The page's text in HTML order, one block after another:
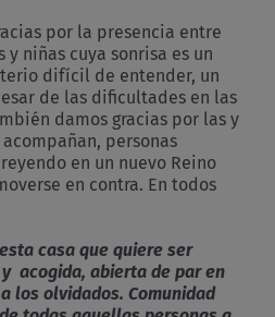
por la presencia entre
y niñas cuya sonrisa es un
difícil de entender, un
de las dificultades en las
damos gracias por las y
personas
en un nuevo Reino
en contra. En todos
casa que quiere ser
acogida, abierta de par en
los olvidados. Comunidad